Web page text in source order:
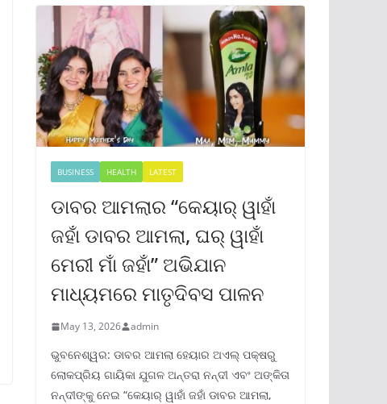
BUSINESS HEALTH LATEST
ଡାବର ଆମଲାର “କେୟାର୍ ୱାହାଁ
ଜହାଁ ଡାବର ଆମଲା, ଘର୍ ୱାହାଁ
ମେରୀ ମାଁ ଜହାଁ” ଅଭିଯାନ
ମାଧ୍ୟମରେ ମାତୃଦିବସ ପାଳନ
May 13, 2026 admin
ଭୁବନେଶ୍ୱର: ଡାବର ଆମଲା ହେୟାର ଅଏଲ୍ ପକ୍ଷରୁ
ଲୋକପ୍ରିୟ ଗାୟିକା ଯୁଗଳ ଅନ୍ତରା ନନ୍ଦୀ ଏବଂ ଅଙ୍କିତା
ନନ୍ଦୀଙ୍କୁ ନେଇ “କେୟାର୍ ୱାହାଁ ଜହାଁ ଡାବର ଆମଲା,